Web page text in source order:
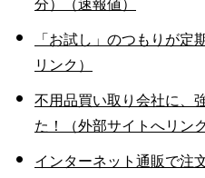
分）（速報値）
「お試し」のつもりが定
リンク）
不用品買い取り会社に、
た！（外部サイトへリンク
インターネット通販で注